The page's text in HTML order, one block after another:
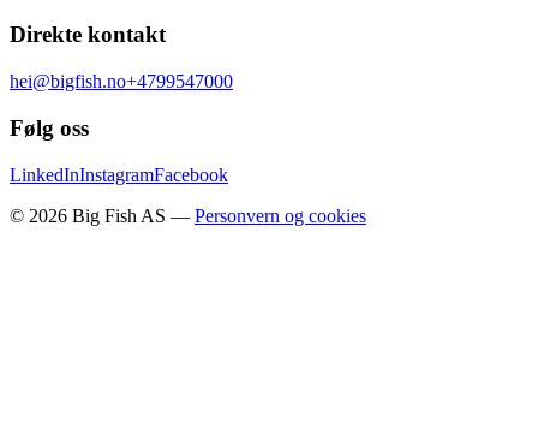
Direkte kontakt
hei@bigfish.no+4799547000
Følg oss
LinkedInInstagramFacebook
© 2026 Big Fish AS — Personvern og cookies